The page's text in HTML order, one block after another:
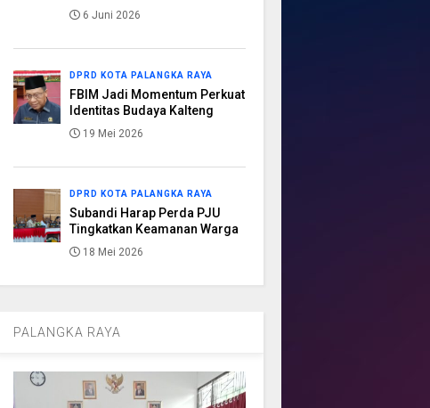
6 Juni 2026
DPRD KOTA PALANGKA RAYA
FBIM Jadi Momentum Perkuat
Identitas Budaya Kalteng
19 Mei 2026
DPRD KOTA PALANGKA RAYA
Subandi Harap Perda PJU
Tingkatkan Keamanan Warga
18 Mei 2026
PALANGKA RAYA